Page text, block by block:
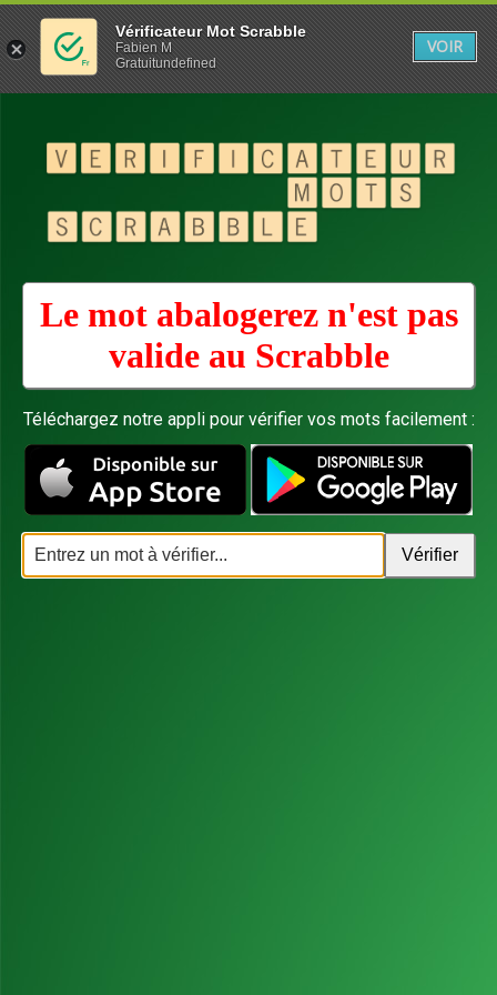
Le mot abalogerez n'est pas
valide au Scrabble
Téléchargez notre appli pour vérifier vos mots facilement :
Vérificateur Mot Scrabble
Fabien M
Gratuitundefined
VOIR